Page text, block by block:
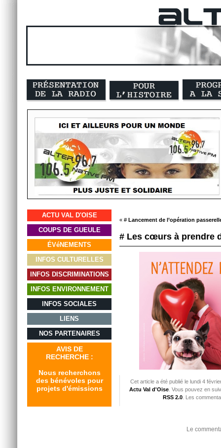
ACTU VAL D'OISE
COUPS DE GUEULE
ÉVéNEMENTS
INFOS CULTURELLES
INFOS DISCRIMINATIONS
INFOS ENVIRONNEMENT
INFOS SOCIALES
LIENS
NOS PARTENAIRES
AVIS DE
RECHERCHE :
Nous recherchons
des bénévoles pour
projets d'émissions
« # Lancement de l’opération
# Les cœurs à prendre
Cet article a été publié le lundi 4
Actu Val d'Oise . Vous pouvez en
RSS 2.0. Les
Le